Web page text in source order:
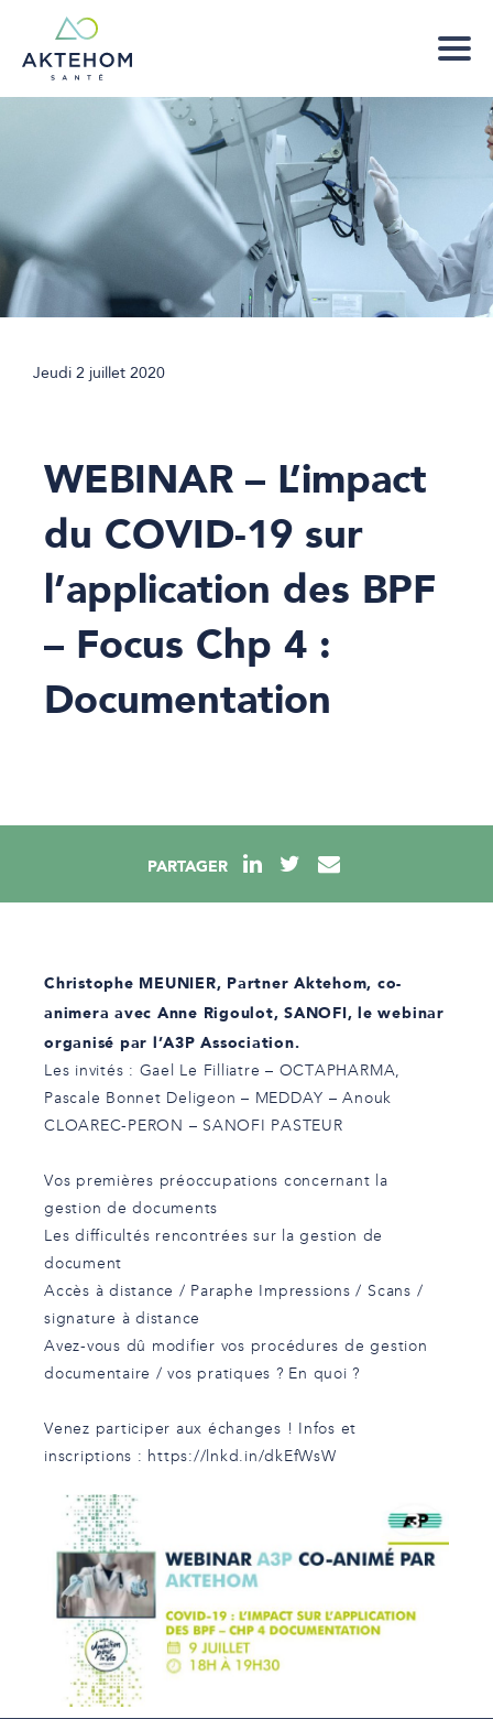
Jeudi 2 juillet 2020
WEBINAR – L’impact
du COVID-19 sur
l’application des BPF
– Focus Chp 4 :
Documentation
PARTAGER
Christophe MEUNIER, Partner Aktehom, co-
animera avec Anne Rigoulot, SANOFI, le webinar
organisé par l’A3P Association.
Les invités : Gael Le Filliatre – OCTAPHARMA,
Pascale Bonnet Deligeon – MEDDAY –Anouk
CLOAREC-PERON – SANOFI PASTEUR
Vos premières préoccupations concernant la
gestion de documents
Les difficultés rencontrées sur la gestion de
document
Accès à distance / Paraphe Impressions / Scans /
signature à distance
Avez-vous dû modifier vos procédures de gestion
documentaire / vos pratiques ? En quoi ?
Venez participer aux échanges ! Infos et
inscriptions : https://lnkd.in/dkEfWsW